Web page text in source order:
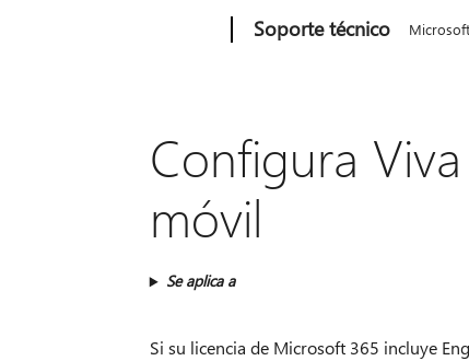
Soporte técnico
Configura
móvil
Se aplica a
Si su licencia de Microsoft 365 incluye